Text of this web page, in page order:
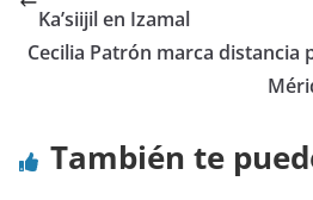
Ka’siijil en Izamal
Cecilia Patrón marca distancia
También te